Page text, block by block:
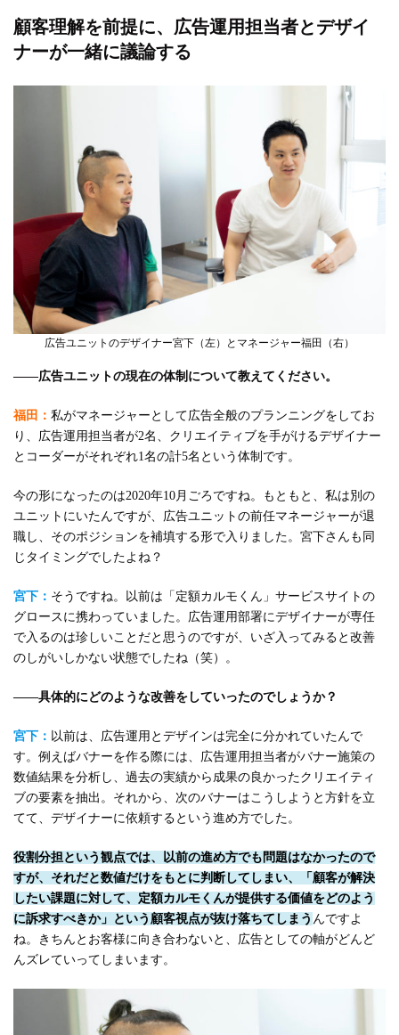
顧客理解を前提に、広告運用担当者とデザイ
ナーが一緒に議論する
広告ユニットのデザイナー宮下（左）とマネージャー福田（右）
――広告ユニットの現在の体制について教えてください。
福田： 私がマネージャーとして広告全般のプランニングをしてお
り、広告運用担当者が2名、クリエイティブを手がけるデザイナー
とコーダーがそれぞれ1名の計5名という体制です。
今の形になったのは2020年10月ごろですね。もともと、私は別の
ユニットにいたんですが、広告ユニットの前任マネージャーが退
職し、そのポジションを補填する形で入りました。宮下さんも同
じタイミングでしたよね？
宮下： そうですね。以前は「定額カルモくん」サービスサイトの
グロースに携わっていました。広告運用部署にデザイナーが専任
で入るのは珍しいことだと思うのですが、いざ入ってみると改善
のしがいしかない状態でしたね（笑）。
――具体的にどのような改善をしていったのでしょうか？
宮下： 以前は、広告運用とデザインは完全に分かれていたんで
す。例えばバナーを作る際には、広告運用担当者がバナー施策の
数値結果を分析し、過去の実績から成果の良かったクリエイティ
ブの要素を抽出。それから、次のバナーはこうしようと方針を立
てて、デザイナーに依頼するという進め方でした。
役割分担という観点では、以前の進め方でも問題はなかったので
すが、それだと数値だけをもとに判断してしまい、「顧客が解決
したい課題に対して、定額カルモくんが提供する価値をどのよう
に訴求すべきか」という顧客視点が抜け落ちてしまう んですよ
ね。きちんとお客様に向き合わないと、広告としての軸がどんど
んズレていってしまいます。